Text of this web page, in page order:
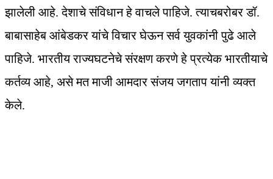
झालेली आहे. देशाचे संविधान हे वाचले पाहिजे. त्याचबरोबर डॉ.
बाबासाहेब आंबेडकर यांचे विचार घेऊन सर्व युवकांनी पुढे आले
पाहिजे. भारतीय राज्यघटनेचे संरक्षण करणे हे प्रत्येक भारतीयाचे
कर्तव्य आहे, असे मत माजी आमदार संजय जगताप यांनी व्यक्त
केले.